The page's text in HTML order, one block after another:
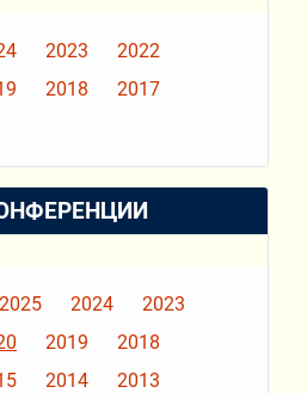
2023
2022
2018
2017
2025 2024
2023
2019
2018
2014
2013